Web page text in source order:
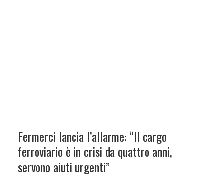
Fermerci lancia l’allarme: “Il cargo
ferroviario è in crisi da quattro anni,
servono aiuti urgenti”